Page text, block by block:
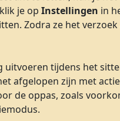
je op Instellingen in
Zodra ze het
uitvoeren tijdens het
afgelopen zijn met
de oppas, zoals